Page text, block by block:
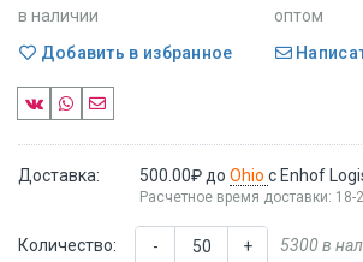
в наличии
оптом
Добавить в избранное
Доставка: 500.00₽ до Ohio с Enhof
Расчетное время доставки: 18-
Количество: - + 5300 в